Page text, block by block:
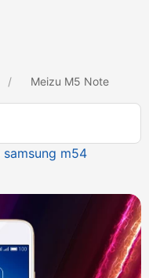
Meizu M5 Note
samsung m54